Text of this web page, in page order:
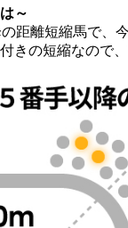
～
距離短縮馬で、
きの短縮なので